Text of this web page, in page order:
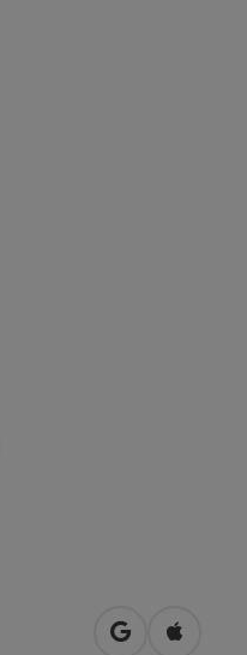
in Google
in